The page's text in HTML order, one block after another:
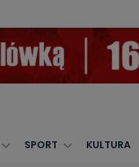
SPORT KULTURA